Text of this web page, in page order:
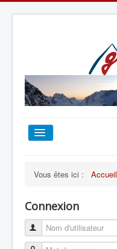
ESCALADE
Vous êtes ici : Accueil
Connexion